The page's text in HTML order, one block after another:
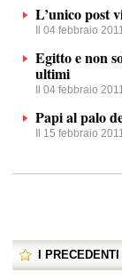
L’unico post
Il 04 febbraio
Egitto e non
ultimi
Il 04 febbraio
Papi al palo
Il 15 febbraio
I